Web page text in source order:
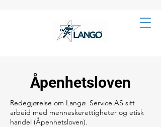
Åpenhetsloven
Redegjørelse om Langø Service AS sitt
arbeid med menneskerettigheter og etisk
handel (Åpenhetsloven).